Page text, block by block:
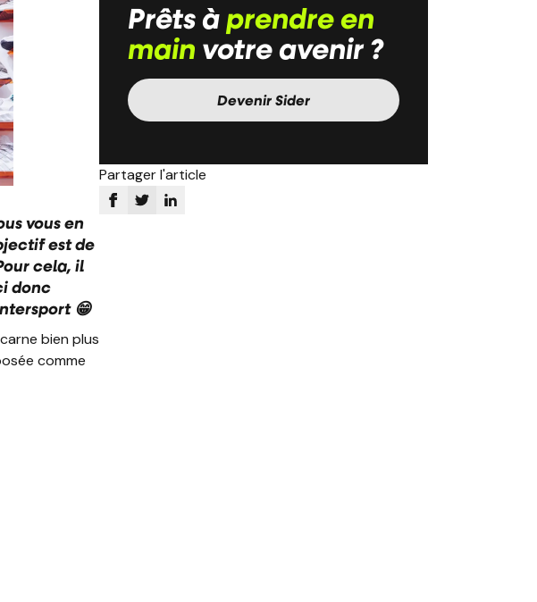
vous en
est de
cela, il
donc
😁
bien plus
comme
Prêts àprendre en
main votre avenir ?
Devenir Sider
Partager l'article